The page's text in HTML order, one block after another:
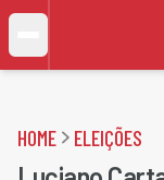
HOME ELEIÇÕES